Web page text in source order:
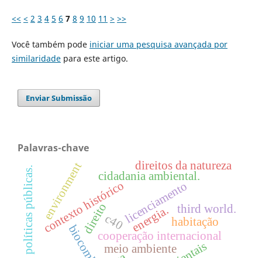
<< < 2 3 4 5 6 7 8 9 10 11 > >>
Você também pode iniciar uma pesquisa avançada por
similaridadepara este artigo.
Enviar Submissão
Palavras-chave
contexto histórico
cooperação internacional
energia.
licenciamento
meio ambiente
direito
cidadania ambiental.
direitos da natureza
habitação
políticas públicas. environment third world.
c40